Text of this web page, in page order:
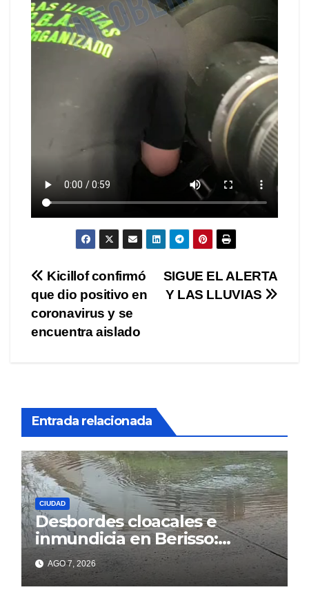
Navegación
de
entradas
SIGUE EL ALERTA
Y LAS LLUVIAS
Kicillof confirmó
que dio positivo en
coronavirus y se
encuentra aislado
Entrada relacionada
CIUDAD
Desbordes cloacales e
inmundicia en Berisso:
colapso de la red en la calle
14AGO 7, 2026